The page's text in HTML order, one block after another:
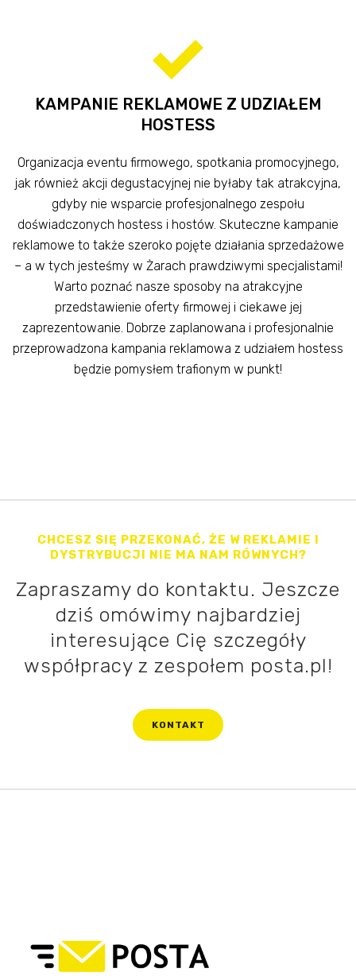
KAMPANIE REKLAMOWE Z UDZIAŁEM
HOSTESS
Organizacja eventu firmowego, spotkania promocyjnego,
jak również akcji degustacyjnej nie byłaby tak atrakcyjna,
gdyby nie wsparcie profesjonalnego zespołu
doświadczonych hostess i hostów. Skuteczne kampanie
reklamowe to także szeroko pojęte działania sprzedażowe
– a w tych jesteśmy w Żarach prawdziwymi specjalistami!
Warto poznać nasze sposoby na atrakcyjne
przedstawienie oferty firmowej i ciekawe jej
zaprezentowanie. Dobrze zaplanowana i profesjonalnie
przeprowadzona kampania reklamowa z udziałem hostess
będzie pomysłem trafionym w punkt!
CHCESZ SIĘ PRZEKONAĆ, ŻE W REKLAMIE I
DYSTRYBUCJI NIE MA NAM RÓWNYCH?
Zapraszamy do kontaktu. Jeszcze
dziś omówimy najbardziej
interesujące Cię szczegóły
współpracy z zespołem posta.pl!
KONTAKT